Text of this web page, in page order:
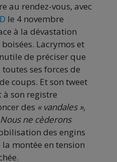
au rendez-vous, avec
le 4 novembre
à la dévastation
Lacrymos et
de préciser que
ses forces de
coups. Et son tweet
son registre
des « vandales »,
Nous ne cèderons
des engins
montée en tension